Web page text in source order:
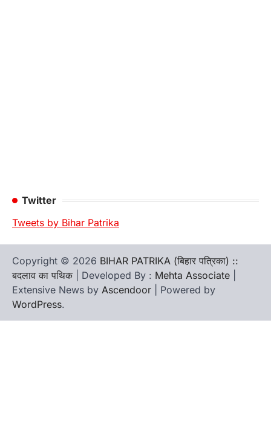
Twitter
Tweets by Bihar Patrika
Copyright © 2026 BIHAR PATRIKA (बिहार पत्रिका) ::
बदलाव का पथिक | Developed By : Mehta Associate
Extensive News by Ascendoor | Powered by
WordPress.